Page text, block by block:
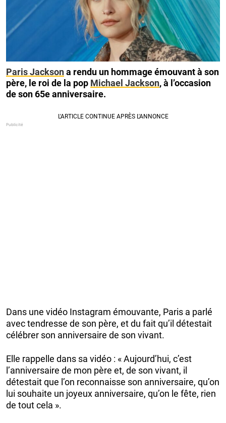
Paris Jacksona rendu un hommage émouvant à son
père, le roi de la pop Michael Jackson, à l’occasion
de son 65e anniversaire.
Dans une vidéo Instagram émouvante, Paris a parlé
avec tendresse de son père, et du fait qu’il détestait
célébrer son anniversaire de son vivant.
Elle rappelle dans sa vidéo : « Aujourd’hui, c’est
l’anniversaire de mon père et, de son vivant, il
détestait que l’on reconnaisse son anniversaire, qu’on
lui souhaite un joyeux anniversaire, qu’on le fête, rien
de tout cela ».